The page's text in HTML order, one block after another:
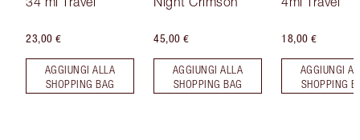
23,00 €
AGGIUNGI ALLA
SHOPPING BAG
45,00 €
AGGIUNGI ALLA
SHOPPING BAG
18,00 €
AGGIUNGI
SHOPPING